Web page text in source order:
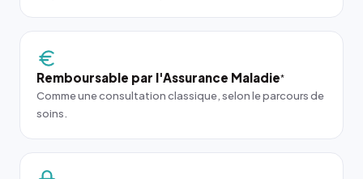
Remboursable par l'Assurance Maladie*
Comme une consultation classique, selon le parcours de
soins.